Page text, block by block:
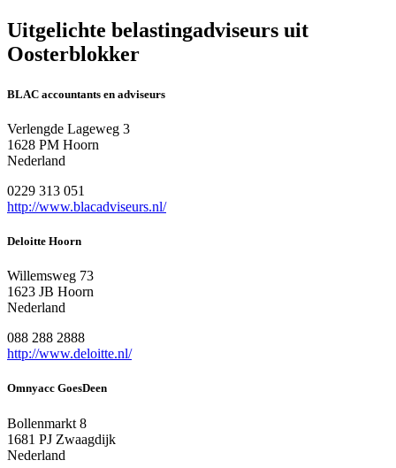
Uitgelichte belastingadviseurs uit
Oosterblokker
BLAC accountants en adviseurs
Verlengde Lageweg 3
1628 PM Hoorn
Nederland
0229 313 051
http://www.blacadviseurs.nl/
Deloitte Hoorn
Willemsweg 73
1623 JB Hoorn
Nederland
088 288 2888
http://www.deloitte.nl/
Omnyacc GoesDeen
Bollenmarkt 8
1681 PJ Zwaagdijk
Nederland